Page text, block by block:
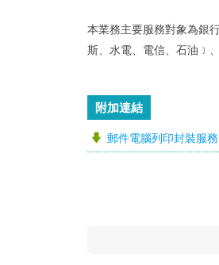
本業務主要服務對象為銀
斯、水電、電信、石油﹞
附加連結
郵件電腦列印封裝服務